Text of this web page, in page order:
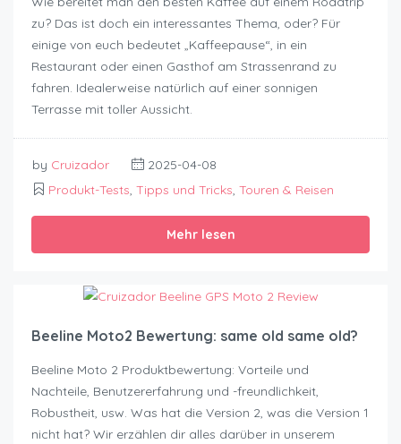
zu? Das ist doch ein interessantes Thema, oder? Für
einige von euch bedeutet „Kaffeepause“, in ein
Restaurant oder einen Gasthof am Strassenrand zu
fahren. Idealerweise natürlich auf einer sonnigen
Terrasse mit toller Aussicht.
by Cruizador
2025-04-08
Produkt-Tests, Tipps und Tricks, Touren & Reisen
Mehr lesen
Beeline Moto2 Bewertung: same old same old?
Beeline Moto 2 Produktbewertung: Vorteile und
Nachteile, Benutzererfahrung und -freundlichkeit,
Robustheit, usw. Was hat die Version 2, was die Version 1
nicht hat? Wir erzählen dir alles darüber in unserem